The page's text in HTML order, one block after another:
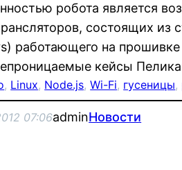
робота является
состоящих из
работающего на
кейсы
, Linux, Node.js, Wi-Fi, гусеницы,
07:06adminНовости